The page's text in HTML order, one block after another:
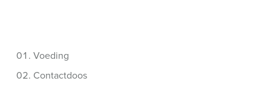
Voeding
Contactdoos